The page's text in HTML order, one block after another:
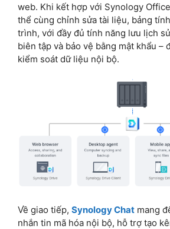
web. Khi kết hợp với Synology
thể cùng chỉnh sửa tài liệu, bảng
trình, với đầy đủ tính năng lưu lịch
biên tập và bảo vệ bằng mật khẩu –
kiểm soát dữ liệu nội bộ.
Về giao tiếp, Synology Chat mang
nhắn tin mã hóa nội bộ, hỗ trợ tạo